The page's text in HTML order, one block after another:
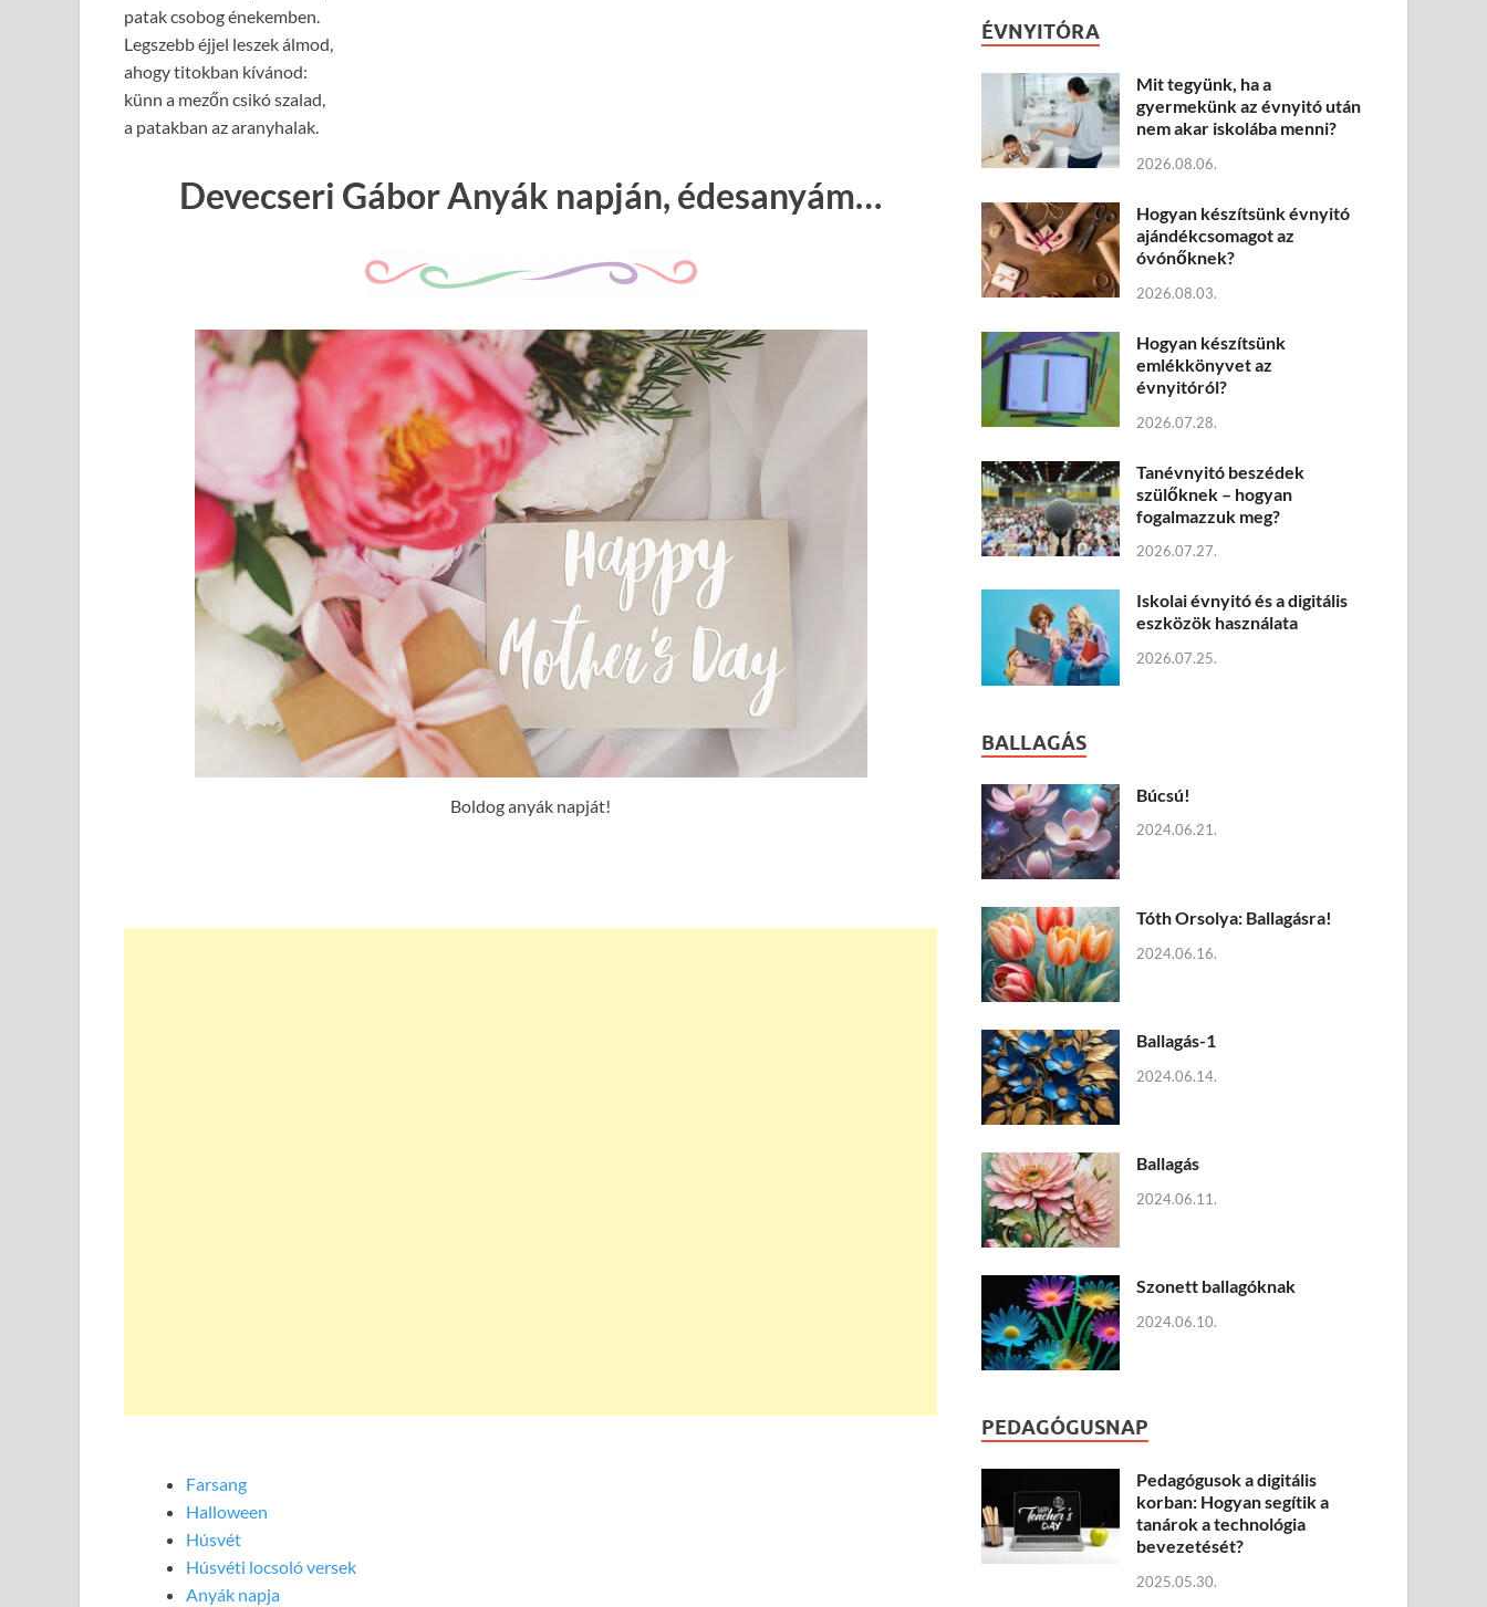
patak csobog énekemben.
Legszebb éjjel leszek álmod,
ahogy titokban kívánod:
künn a mezőn csikó szalad,
a patakban az aranyhalak.
Devecseri Gábor Anyák napján, édesanyám…
Boldog anyák napját!
Farsang
Halloween
Húsvét
Húsvéti locsoló versek
Anyák napja
ÉVNYITÓRA
Mit tegyünk, ha a
gyermekünk az évnyitó után
nem akar iskolába menni?
2026.08.06.
Hogyan készítsünk évnyitó
ajándékcsomagot az
óvónőknek?
2026.08.03.
Hogyan készítsünk
emlékkönyvet az
évnyitóról?
2026.07.28.
Tanévnyitó beszédek
szülőknek – hogyan
fogalmazzuk meg?
2026.07.27.
Iskolai évnyitó és a digitális
eszközök használata
2026.07.25.
BALLAGÁS
Búcsú!
2024.06.21.
Tóth Orsolya: Ballagásra!
2024.06.16.
Ballagás-1
2024.06.14.
Ballagás
2024.06.11.
Szonett ballagóknak
2024.06.10.
PEDAGÓGUSNAP
Pedagógusok a digitális
korban: Hogyan segítik a
tanárok a technológia
bevezetését?
2025.05.30.